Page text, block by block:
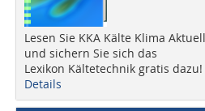
Lesen Sie KKA Kälte Klima Aktuell
und sichern Sie sich das
Lexikon Kältetechnik gratis dazu!
Details